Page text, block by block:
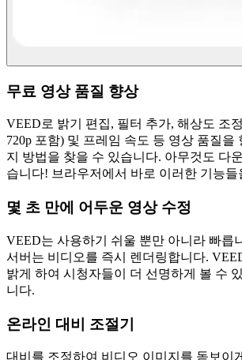
무료 영상 품질 향상
VEED로 밝기 편집, 필터 추가, 해상도 조정
720p 포함) 및 프레임 속도 등 영상 품질을
지 방법을 찾을 수 있습니다. 아무것도 다
습니다! 브라우저에서 바로 이러한 기능들
몇 초 만에 어두운 영상 수정
VEED는 사용하기 쉬울 뿐만 아니라 빠릅
서버는 비디오를 즉시 렌더링합니다.
밝게 하여 시청자들이 더 선명하게 볼 수
니다.
온라인 대비 조절기
대비를 조정하여 비디오 이미지를 돋보이